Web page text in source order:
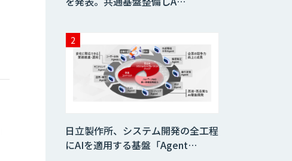
日立製作所、システム開発の全工程
にAIを適用する基盤「Agent…